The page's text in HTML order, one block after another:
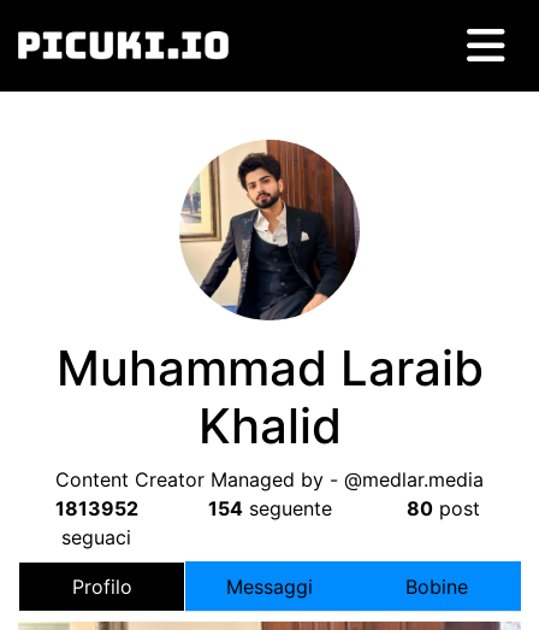
Muhammad Laraib
Khalid
Content Creator Managed by - @medlar.media
1813952
seguaci
154seguente 80post
Profilo Messaggi Bobine